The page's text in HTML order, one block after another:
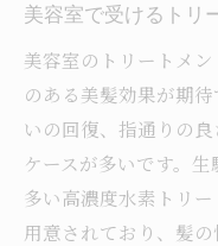
美容室で受けるトリ
美容室のトリートメ
のある美髪効果が期
いの回復、指通りの
ケースが多いです。
多い高濃度水素トリ
用意されており、髪